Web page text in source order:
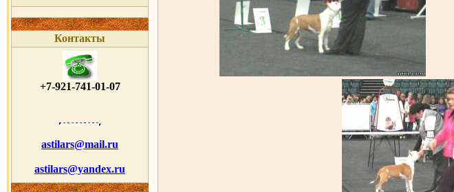
Контакты
+7-921-741-01-07
astilars@mail.ru
astilars@yandex.ru